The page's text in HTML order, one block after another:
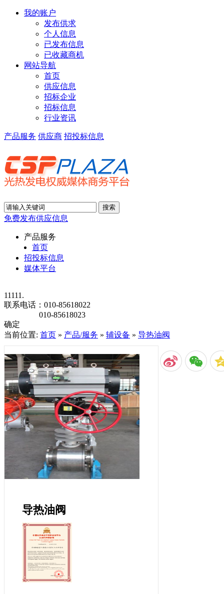
我的账户
发布供求
个人信息
已发布信息
已收藏商机
网站导航
首页
供应信息
招标企业
招标信息
行业资讯
产品服务 供应商 招投标信息
免费发布供应信息
产品服务
首页
招投标信息
媒体平台
11111.
联系电话： 010-85618022
010-85618023
确定
当前位置: 首页 » 产品/服务 » 辅设备 » 导热油阀
导热油阀